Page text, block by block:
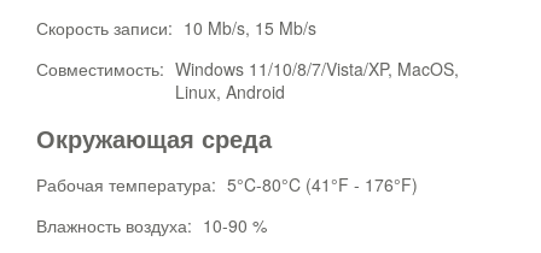
Скорость записи: 10 Mb/s, 15 Mb/s
Совместимость: Windows 11/10/8/7/Vista/XP, MacOS,
Linux, Android
Окружающая среда
Рабочая температура: 5°C-80°C (41°F - 176°F)
Влажность воздуха: 10-90 %